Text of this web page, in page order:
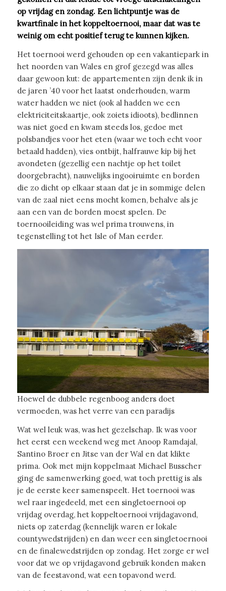
op vrijdag en zondag. Een lichtpuntje was de
kwartfinale in het koppeltoernooi, maar dat was te
weinig om echt positief terug te kunnen kijken.
Het toernooi werd gehouden op een vakantiepark in
het noorden van Wales en grof gezegd was alles
daar gewoon kut: de appartementen zijn denk ik in
de jaren ’40 voor het laatst onderhouden, warm
water hadden we niet (ook al hadden we een
elektriciteitskaartje, ook zoiets idioots), bedlinnen
was niet goed en kwam steeds los, gedoe met
polsbandjes voor het eten (waar we toch echt voor
betaald hadden), vies ontbijt, halfrauwe kip bij het
avondeten (gezellig een nachtje op het toilet
doorgebracht), nauwelijks ingooiruimte en borden
die zo dicht op elkaar staan dat je in sommige delen
van de zaal niet eens mocht komen, behalve als je
aan een van de borden moest spelen. De
toernooileiding was wel prima trouwens, in
tegenstelling tot het Isle of Man eerder.
Hoewel de dubbele regenboog anders doet
vermoeden, was het verre van een paradijs
Wat wel leuk was, was het gezelschap. Ik was voor
het eerst een weekend weg met Anoop Ramdajal,
Santino Broer en Jitse van der Wal en dat klikte
prima. Ook met mijn koppelmaat Michael Busscher
ging de samenwerking goed, wat toch prettig is als
je de eerste keer samenspeelt. Het toernooi was
wel raar ingedeeld, met een singletoernooi op
vrijdag overdag, het koppeltoernooi vrijdagavond,
niets op zaterdag (kennelijk waren er lokale
countywedstrijden) en dan weer een singletoernooi
en de finalewedstrijden op zondag. Het zorge er wel
voor dat we op vrijdagavond gebruik konden maken
van de feestavond, wat een topavond werd.